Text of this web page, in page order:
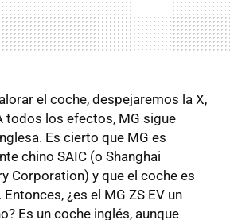
el coche, despejaremos la X,
todos los efectos, MG sigue
Es cierto que MG es
chino SAIC (o Shanghai
Corporation) y que el coche es
¿es el MG ZS EV un
Es un coche inglés, aunque